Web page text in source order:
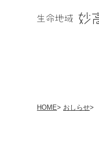
HOME> おしらせ>